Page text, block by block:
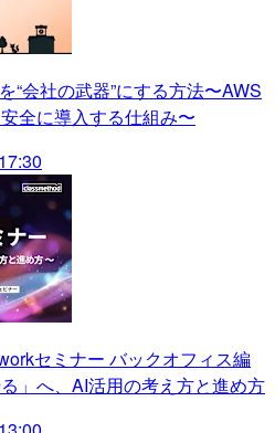
“会社の武器”にする方法〜AWS
全に導入する仕組み〜
セミナー バックオフィス編
」へ、AI活用の考え方と進め方